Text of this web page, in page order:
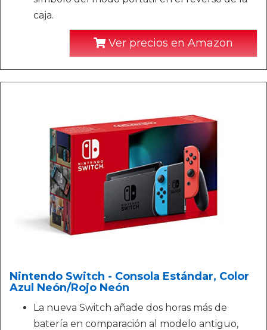
caja.
Ver precios en Amazon
Nintendo Switch - Consola Estándar, Color
Azul Neón/Rojo Neón
La nueva Switch añade dos horas más de
batería en comparación al modelo antiguo,